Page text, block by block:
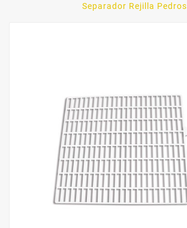
Separador Rejilla Pedros